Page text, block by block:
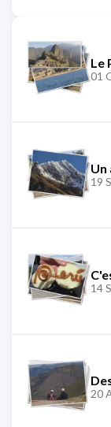
Le
01
Un
19
14
20